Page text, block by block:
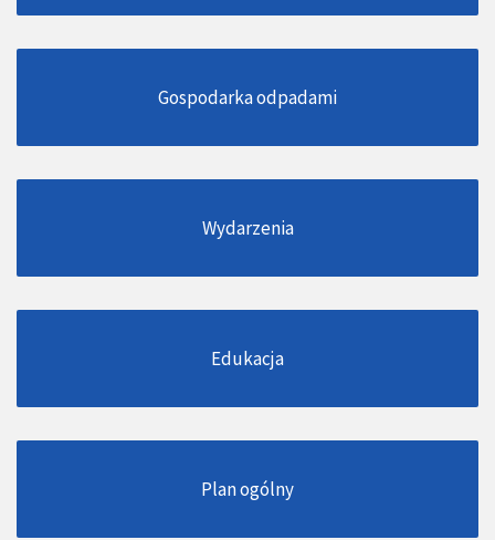
Gospodarka odpadami
Wydarzenia
Edukacja
Plan ogólny